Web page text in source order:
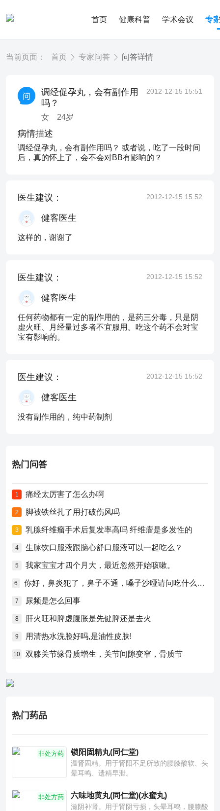
首页 健康科普 学术会议 专
当前页面： 首页 专家问答 问答详情
调经促孕丸，会有副作用
吗？
女 24岁
2012-12-15 15:51
病情描述
调经促孕丸，会有副作用吗？ 或者说，吃了一段时间
后，真的怀上了，会不会对BB有影响的？
医生建议： 2012-12-15 15:52
健客医生
这样的，谢谢了
医生建议： 2012-12-15 15:52
健客医生
任何药物都有一定的副作用的，是药三分毒，只是阴
虚火旺、月经量过多者不宜服用。吃这个药不会对宝
宝有影响的。
医生建议： 2012-12-15 15:52
健客医生
没有副作用的，纯中药制剂
热门问答
1 痛经太厉害了怎么办啊
2 脚被铁丝扎了用打破伤风吗
3 乳腺纤维瘤手术后复发率高吗 纤维瘤是多发性的
4 生脉饮口服液跟脑心舒口服液可以一起吃么？
5 我家宝宝才四个月大，最近忽然开始咳嗽。
6 你好，鼻炎犯了，鼻子不通，嗓子沙哑请问吃什么药比较好？
7 尿频是怎么回事
8 肝火旺和脾虚腹胀是先健脾还是去火
9 用清热水洗脸好吗,是油性皮肤!
10 双膝关节缘骨质增生，关节间隙变窄，骨质节
热门药品
非处方药 锁阳固精丸(同仁堂)
温肾固精。用于肾阳不足所致的腰膝酸软、头
晕耳鸣、遗精早泄。
非处方药 六味地黄丸(同仁堂)(水蜜丸)
滋阴补肾。用于肾阴亏损，头晕耳鸣，腰膝酸